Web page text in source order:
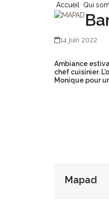
Accueil Qui
14 juin 2022
Ambiance
chef cuisinier.
Monique pour
Mapad